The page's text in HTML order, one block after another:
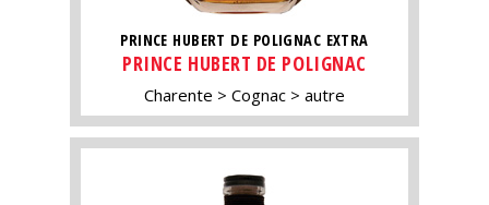
PRINCE HUBERT DE POLIGNAC EXTRA
PRINCE HUBERT DE POLIGNAC
Charente Cognac autre